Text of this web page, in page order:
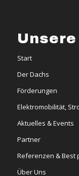
Start
Der Dachs
Förderungen
Elektromobilität,
Aktuelles & Events
Partner
Referenzen & Best
Über Uns